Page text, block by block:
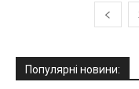
Популярні новини: